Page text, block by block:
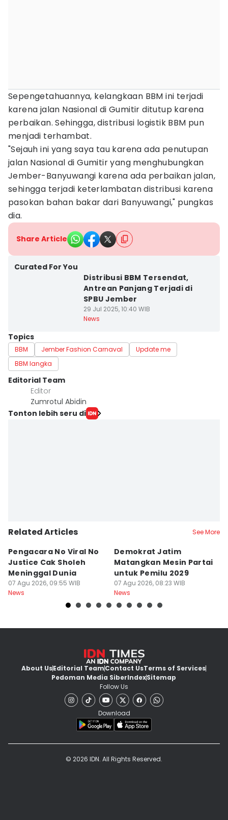
Sepengetahuannya, kelangkaan BBM ini terjadi
karena jalan Nasional di Gumitir ditutup karena
perbaikan. Sehingga, distribusi logistik BBM pun
menjadi terhambat.
"Sejauh ini yang saya tau karena ada penutupan
jalan Nasional di Gumitir yang menghubungkan
Jember-Banyuwangi karena ada perbaikan jalan,
sehingga terjadi keterlambatan distribusi karena
pasokan bahan bakar dari Banyuwangi," pungkas
dia.
Share Article
Curated For You
Distribusi BBM Tersendat,
Antrean Panjang Terjadi di
SPBU Jember
29 Jul 2025, 10:40 WIB
News
Topics
BBM Jember Fashion Carnaval
Update me
BBM langka
Editorial Team
Editor
Zumrotul Abidin
Tonton lebih seru di
Related Articles See More
Pengacara No Viral No
Justice Cak Sholeh
Meninggal Dunia
07 Agu 2026, 09:55 WIB
News
Demokrat Jatim
Matangkan Mesin Partai
untuk Pemilu 2029
07 Agu 2026, 08:23 WIB
News
About UsEditorial TeamContact UsTerms of Services
Pedoman Media SiberIndexSitemap
Follow Us
Download
© 2026 IDN. All Rights Reserved.